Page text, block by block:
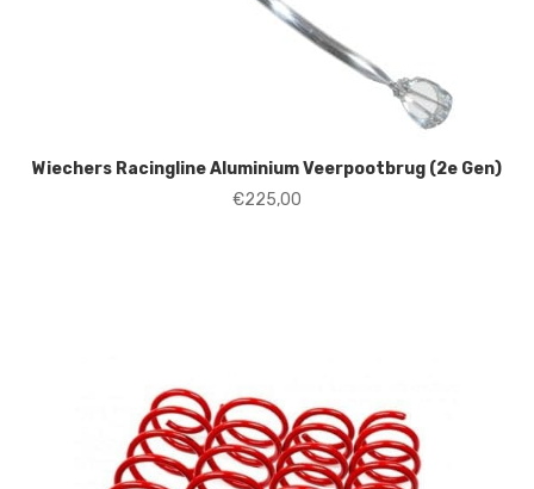
Wiechers Racingline Aluminium Veerpootbrug (2e Gen)
€225,00